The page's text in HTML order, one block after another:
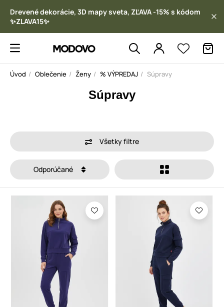
Drevené dekorácie, 3D mapy sveta, ZĽAVA -15% s kódom
✨ZLAVA15✨
Úvod Oblečenie Ženy % VÝPREDAJ Súpravy
Súpravy
Všetky filtre
Odporúčané